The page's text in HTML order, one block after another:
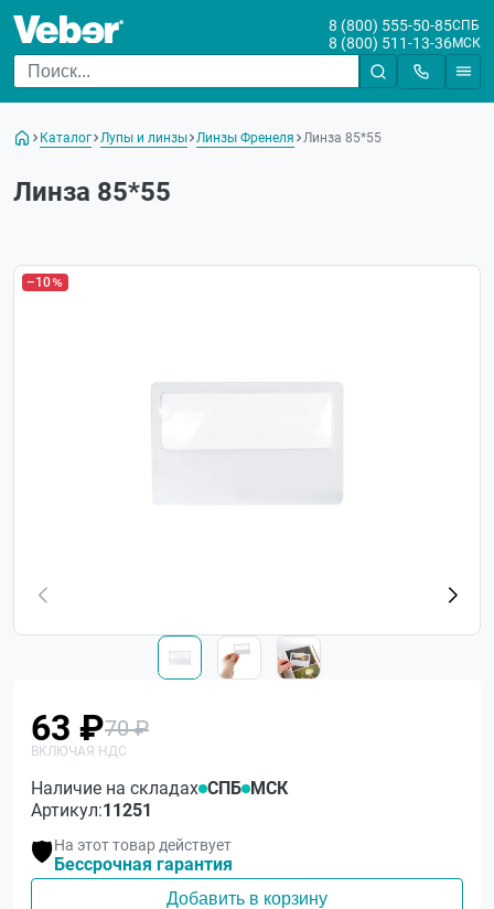
8 (800) 555-50-85СПБ
8 (800) 511-13-36МСК
Каталог Лупы и линзы Линзы Френеля Линза 85*55
Линза 85*55
–10
63 ₽70 ₽
Наличие на складах СПБ МСК
Артикул:11251
🛡️На этот товар действует
Бессрочная гарантия
Добавить в корзину